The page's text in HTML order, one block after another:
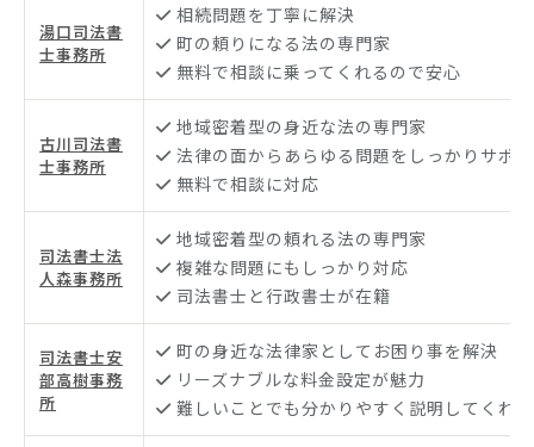
湯口司法書
士事務所
相続問題を丁寧に解決
町の頼りになる法の専門家
無料で相談に乗ってくれるので安心
古川司法書
士事務所
地域密着型の身近な法の専門家
法律の面からあらゆる問題をしっかりサポ
無料で相談に対応
司法書士法
人森事務所
地域密着型の頼れる法の専門家
複雑な問題にもしっかり対応
司法書士と行政書士が在籍
司法書士安
部高樹事務
所
町の身近な法律家としてお困り事を解決
リーズナブルな料金設定が魅力
難しいことでも分かりやすく説明してくれ